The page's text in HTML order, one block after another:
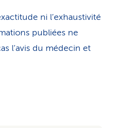
ni l’exhaustivité
publiées ne
l’avis du médecin et